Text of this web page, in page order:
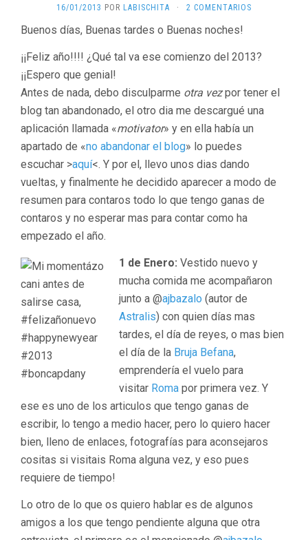
16/01/2013 POR LABISCHITA · 2 COMENTARIOS
Buenos días, Buenas tardes o Buenas noches!
¡¡Feliz año!!!! ¿Qué tal va ese comienzo del 2013?
¡¡Espero que genial!
Antes de nada, debo disculparme otra vezpor tener el
blog tan abandonado, el otro dia me descargué una
aplicación llamada «motivator» y en ella había un
apartado de «no abandonar el blog» lo puedes
escuchar >aquí<. Y por el, llevo unos dias dando
vueltas, y finalmente he decidido aparecer a modo de
resumen para contaros todo lo que tengo ganas de
contaros y no esperar mas para contar como ha
empezado el año.
1 de Enero: Vestido nuevo y
mucha comida me acompañaron
junto a @ajbazalo (autor de
Astralis) con quien días mas
tardes, el día de reyes, o mas bien
el día de la Bruja Befana,
emprendería el vuelo para
visitar Roma por primera vez. Y
ese es uno de los articulos que tengo ganas de
escribir, lo tengo a medio hacer, pero lo quiero hacer
bien, lleno de enlaces, fotografías para aconsejaros
cositas si visitais Roma alguna vez, y eso pues
requiere de tiempo!
Lo otro de lo que os quiero hablar es de algunos
amigos a los que tengo pendiente alguna que otra